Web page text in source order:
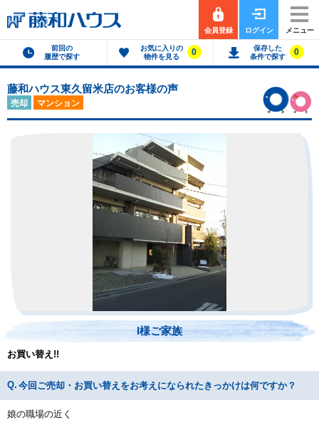
会員登録 ログイン メニュー
前回の
履歴で探す
お気に入りの
物件を見る
0
保存した
条件で探す
0
藤和ハウス東久留米店のお客様の声
売却 マンション
I様ご家族
お買い替え!!
今回ご売却・お買い替えをお考えになられたきっかけは何ですか？
娘の職場の近く